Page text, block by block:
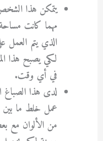
يتمكن هذا
مهما كانت
الذي يتم العمل
لكي يصبح هذا
في أي وقت.
لدى هذا الصباغ
عمل خلط ما بين
من الألوان مع